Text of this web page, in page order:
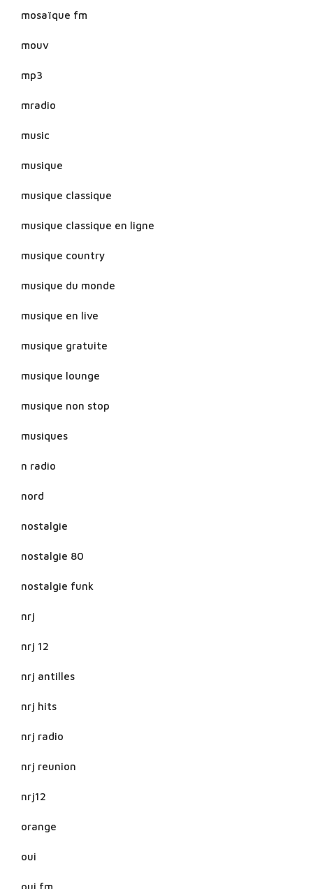
mosaïque fm
mouv
mp3
mradio
music
musique
musique classique
musique classique en ligne
musique country
musique du monde
musique en live
musique gratuite
musique lounge
musique non stop
musiques
n radio
nord
nostalgie
nostalgie 80
nostalgie funk
nrj
nrj 12
nrj antilles
nrj hits
nrj radio
nrj reunion
nrj12
orange
oui
oui fm